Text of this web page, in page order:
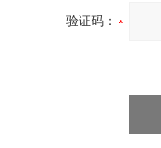
验证码：